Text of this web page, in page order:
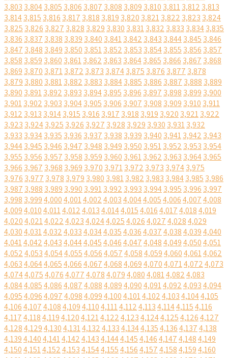
3,803 3,8043,805 3,806 3,807 3,808 3,809 3,810 3,8113,812 3,813
3,8143,815 3,816 3,817 3,818 3,819 3,820 3,8213,822 3,823 3,824
3,825 3,826 3,827 3,828 3,829 3,830 3,8313,832 3,833 3,8343,835
3,836 3,837 3,838 3,839 3,840 3,8413,842 3,843 3,8443,845 3,846
3,847 3,848 3,849 3,850 3,8513,852 3,853 3,8543,855 3,856 3,857
3,858 3,859 3,860 3,8613,862 3,863 3,8643,865 3,866 3,867 3,868
3,869 3,870 3,8713,872 3,873 3,8743,875 3,876 3,877 3,878
3,879 3,880 3,8813,882 3,883 3,8843,885 3,886 3,887 3,888 3,889
3,890 3,8913,892 3,893 3,8943,895 3,896 3,897 3,898 3,899 3,900
3,9013,902 3,903 3,9043,905 3,906 3,907 3,908 3,909 3,910 3,911
3,912 3,913 3,9143,915 3,916 3,917 3,918 3,919 3,920 3,9213,922
3,923 3,9243,925 3,926 3,927 3,928 3,929 3,930 3,9313,932
3,933 3,9343,935 3,936 3,937 3,938 3,939 3,940 3,9413,942 3,943
3,9443,945 3,946 3,947 3,948 3,949 3,950 3,9513,952 3,953 3,954
3,955 3,956 3,957 3,958 3,959 3,960 3,9613,962 3,963 3,9643,965
3,966 3,967 3,968 3,969 3,970 3,9713,972 3,973 3,9743,975
3,976 3,977 3,978 3,979 3,980 3,9813,982 3,983 3,9843,985 3,986
3,987 3,988 3,989 3,990 3,9913,992 3,993 3,9943,995 3,996 3,997
3,998 3,9994,0004,0014,0024,0034,0044,0054,0064,0074,008
4,0094,0104,0114,0124,0134,0144,0154,0164,0174,0184,019
4,0204,0214,0224,0234,0244,0254,0264,0274,0284,029
4,0304,0314,0324,0334,0344,0354,0364,0374,0384,0394,040
4,0414,0424,0434,0444,0454,0464,0474,0484,0494,0504,051
4,0524,0534,0544,0554,0564,0574,0584,0594,0604,0614,062
4,0634,0644,0654,0664,0674,0684,0694,0704,0714,0724,073
4,0744,0754,0764,0774,0784,0794,0804,0814,0824,083
4,0844,0854,0864,0874,0884,0894,0904,0914,0924,0934,094
4,0954,0964,0974,0984,0994,1004,1014,1024,1034,1044,105
4,1064,1074,1084,1094,1104,1114,1124,1134,1144,1154,116
4,1174,1184,1194,1204,1214,1224,1234,1244,1254,1264,127
4,1284,1294,1304,1314,1324,1334,1344,1354,1364,1374,138
4,1394,1404,1414,1424,1434,1444,1454,1464,1474,1484,149
4,1504,1514,1524,1534,1544,1554,1564,1574,1584,1594,160